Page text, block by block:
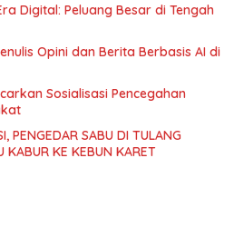
Digital: Peluang Besar di Tengah
Opini dan Berita Berbasis AI di
Sosialisasi Pencegahan
PENGEDAR SABU DI TULANG
KABUR KE KEBUN KARET